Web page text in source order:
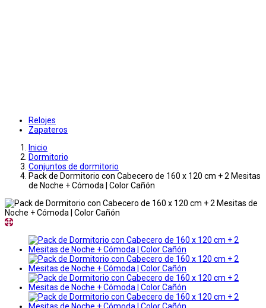
Relojes
Zapateros
Inicio
Dormitorio
Conjuntos de dormitorio
Pack de Dormitorio con Cabecero de 160 x 120 cm + 2 Mesitas
de Noche + Cómoda | Color Cañón